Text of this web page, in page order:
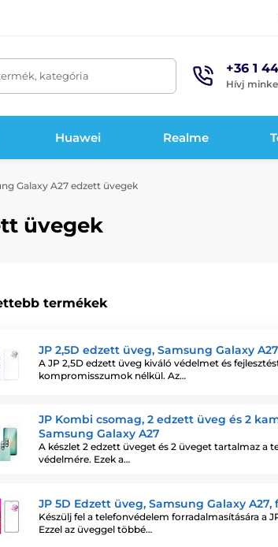
kategória +36 1
Hívj
Huawei Realme
Galaxy A27 edzett üvegek
üvegek
termékek
JP 2,5D edzett üveg, Samsung Galaxy A27
A JP 2,5D edzett üveg kiváló védelmet és
kompromisszumok nélkül. Az…
JP Kombi csomag, 2 edzett üveg és 2
Samsung Galaxy A27
A készlet 2 edzett üveget és 2 üveget tartalmaz a
védelmére. Ezek a…
JP 5D Edzett üveg, Samsung Galaxy A27,
Készülj fel a telefonvédelem forradalmasítására a
Ezzel az üveggel többé…